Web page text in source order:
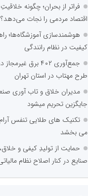
فراتر از بحران؛ چگونه
اقتصاد مردمی را نجات می‌دهد؟
هوشمندسازی آموزشگاه‌ها؛
کیفیت در نظام رانندگی
جمع‌آوری ۴۰۲ برق
طرح مهتاب در استان تهران
مدیران خلاق و تاب آوری
جایگزین تحریم میشود
تکنیک های طلایی تنفس
می بخشد
حمایت از تولیدِ کیفی و
صنایع در کنار اصلاح نظام